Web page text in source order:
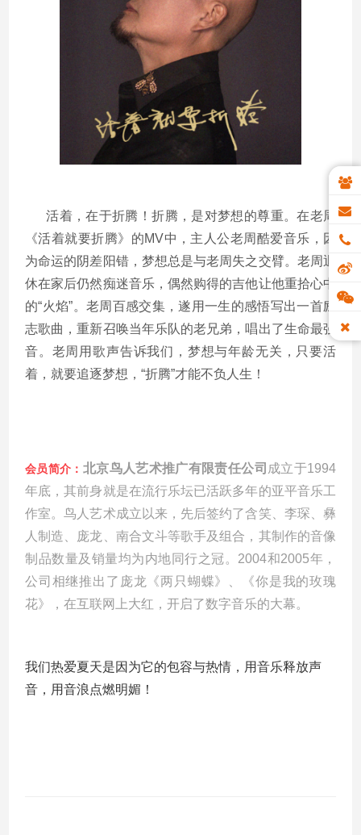
活着，在于折腾！折腾，是对梦想的尊重。在老周
《活着就要折腾》的MV中，主人公老周酷爱音乐，因
为命运的阴差阳错，梦想总是与老周失之交臂。老周退
休在家后仍然痴迷音乐，偶然购得的吉他让他重拾心中
的“火焰”。老周百感交集，遂用一生的感悟写出一首励
志歌曲，重新召唤当年乐队的老兄弟，唱出了生命最强
音。老周用歌声告诉我们， 梦想与年龄无关，只要活
着，就要追逐梦想，“折腾”才能不负人生 ！
会员简介 ： 北京鸟人艺术推广有限责任公司 成立于1994
年底，其前身就是在流行乐坛已活跃多年的亚平音乐工
作室。鸟人艺术成立以来，先后签约了含笑、李琛、彝
人制造、庞龙、南合文斗等歌手及组合，其制作的音像
制品数量及销量均为内地同行之冠。2004和2005年，
公司相继推出了庞龙《两只蝴蝶》、《你是我的玫瑰
花》，在互联网上大红，开启了数字音乐的大幕。
我们热爱夏天是因为它的包容与热情，用音乐释放声
音，用音浪点燃明媚！